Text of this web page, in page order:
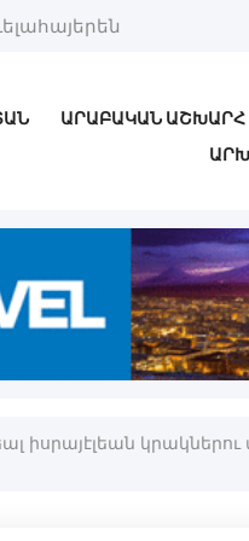
ԱՐԱԲԱԿԱՆ ԱՇԽԱՐՀ
իսրայէլեան